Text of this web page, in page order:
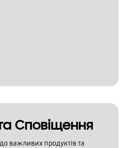
Сповіщення
важливих продуктів та